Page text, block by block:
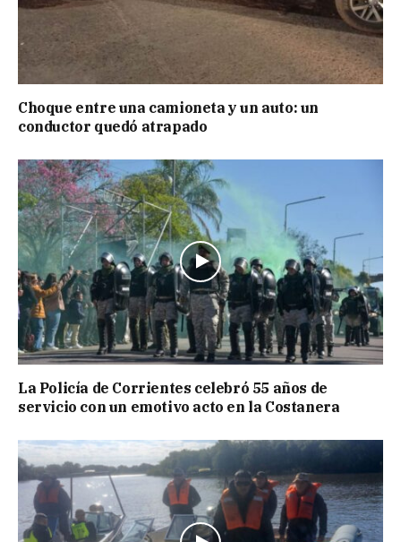
Choque entre una camioneta y un auto: un
conductor quedó atrapado
La Policía de Corrientes celebró 55 años de
servicio con un emotivo acto en la Costanera